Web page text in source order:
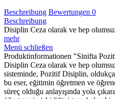
Beschreibung Bewertungen 0
Beschreibung
Disiplin Ceza olarak ve hep
mehr
Menü schließen
Produktinformationen "Sinifta
Disiplin Ceza olarak ve hep
sisteminde, Pozitif Disiplin,
bu eser, eğitimin öğretmen ve
süreç olduğu anlayışında yola